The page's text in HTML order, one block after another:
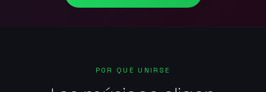
POR QUÉ UNIRSE